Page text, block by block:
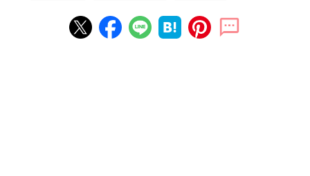
トレンドアイテムが豊富なファストファッションですが、トレン
ドアイテムを詰め込んでしまうとやりすぎ感が・・・